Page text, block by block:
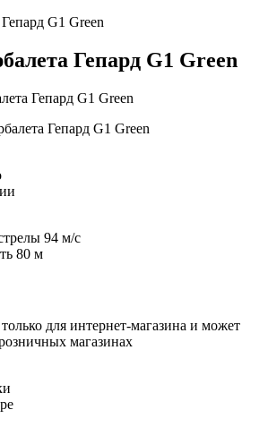
G1 Green
Гепард G1 Green
94 м/c
80 м
для интернет-магазина и может
магазинах